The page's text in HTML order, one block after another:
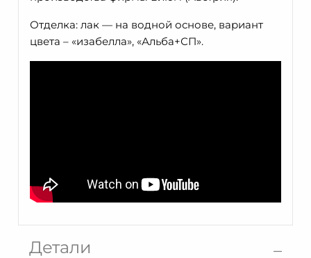
Отделка: лак — на водной основе, вариант
цвета – «изабелла», «Альба+СП».
Детали